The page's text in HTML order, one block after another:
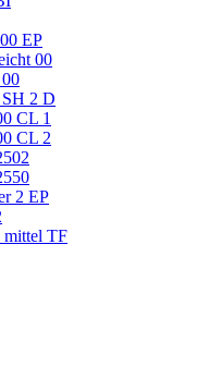
EP
00
2 D
CL 1
CL 2
2 EP
mittel TF